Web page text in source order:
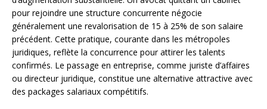
pour rejoindre une structure concurrente négocie
généralement une revalorisation de 15 à 25% de son salaire
précédent. Cette pratique, courante dans les métropoles
juridiques, reflète la concurrence pour attirer les talents
confirmés. Le passage en entreprise, comme juriste d’affaires
ou directeur juridique, constitue une alternative attractive avec
des packages salariaux compétitifs.